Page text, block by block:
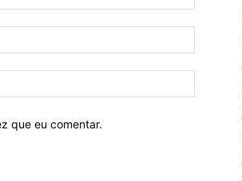
que eu comentar.